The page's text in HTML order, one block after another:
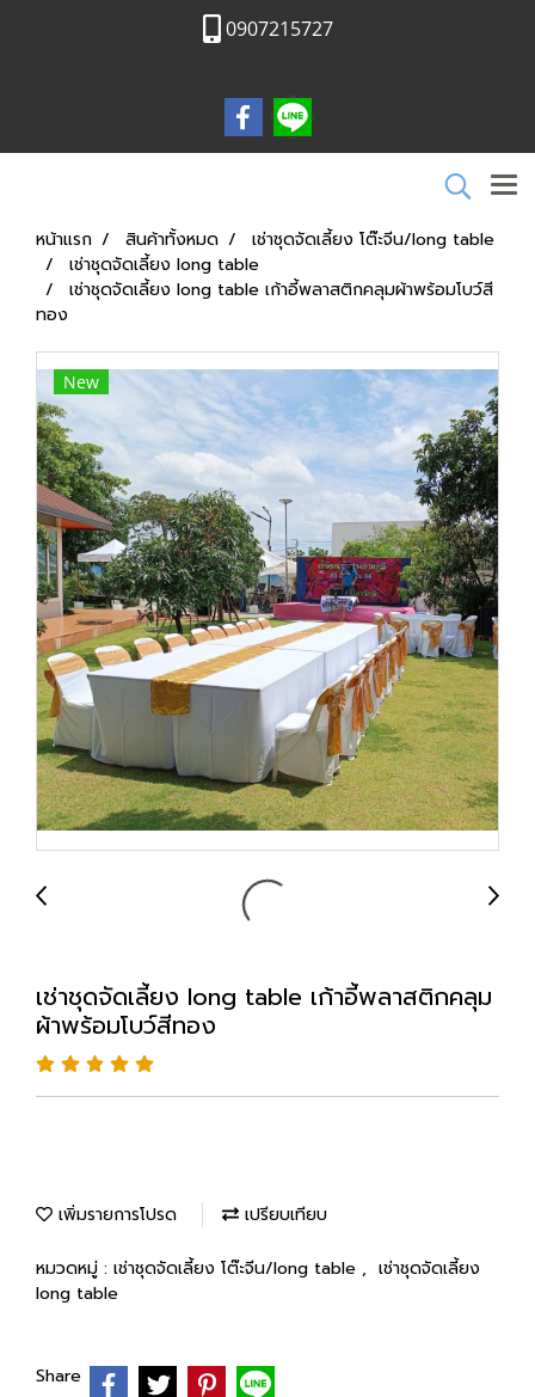
0907215727
หน้าแรก สินค้าทั้งหมด
เช่าชุดจัดเลี้ยง โต๊ะจีน/long table
เช่าชุดจัดเลี้ยง long table
เช่าชุดจัดเลี้ยง long table เก้าอี้พลาสติกคลุมผ้าพร้อมโบว์สี
ทอง
New
เช่าชุดจัดเลี้ยง long table เก้าอี้พลาสติกคลุม
ผ้าพร้อมโบว์สีทอง
เพิ่มรายการโปรด เปรียบเทียบ
หมวดหมู่ : เช่าชุดจัดเลี้ยง โต๊ะจีน/long table , เช่าชุดจัดเลี้ยง
long table
Share